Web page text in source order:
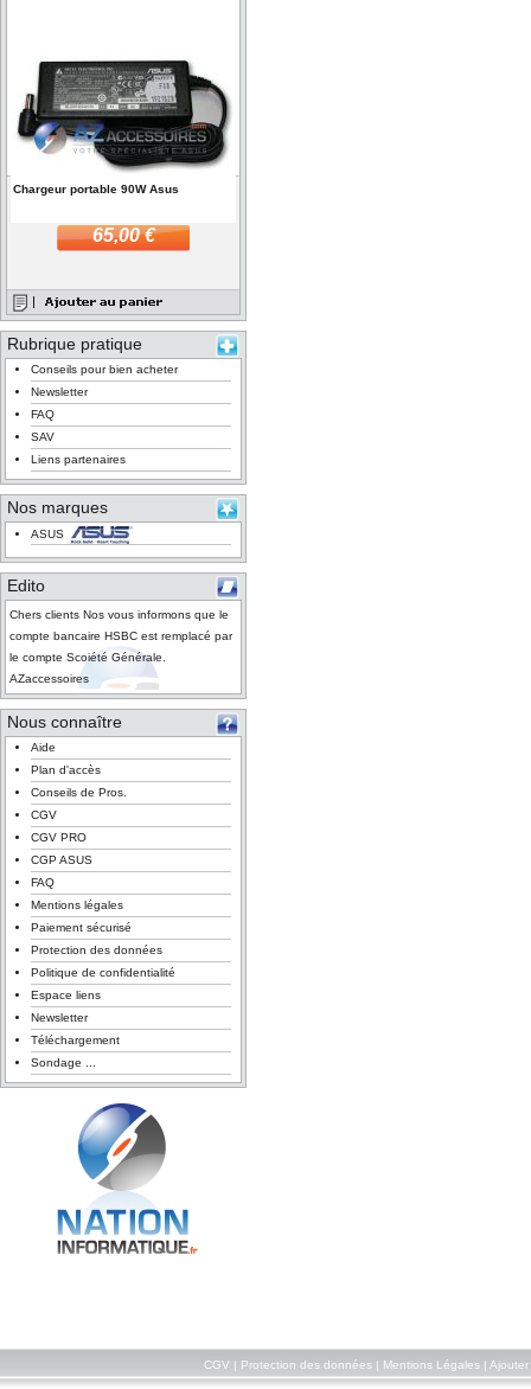
Chargeur portable 90W Asus
65,00 €
Rubrique pratique
Conseils pour bien acheter
Newsletter
FAQ
SAV
Liens partenaires
Nos marques
ASUS
Edito
Chers clients Nos vous informons que le
compte bancaire HSBC est remplacé par
le compte Scoiété Générale.
AZaccessoires
Nous connaître
Aide
Plan d'accès
Conseils de Pros.
CGV
CGV PRO
CGP ASUS
FAQ
Mentions légales
Paiement sécurisé
Protection des données
Politique de confidentialité
Espace liens
Newsletter
Téléchargement
Sondage ...
CGV Protection des données| Mentions Légales| Ajouter